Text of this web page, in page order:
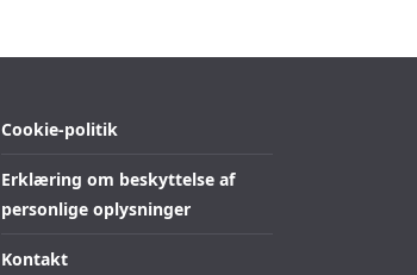
Cookie-politik
Erklæring om beskyttelse af
personlige oplysninger
Kontakt